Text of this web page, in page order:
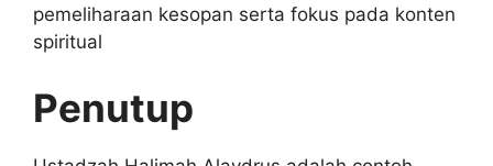
pemeliharaan kesopan serta fokus pada konten
spiritual
Penutup